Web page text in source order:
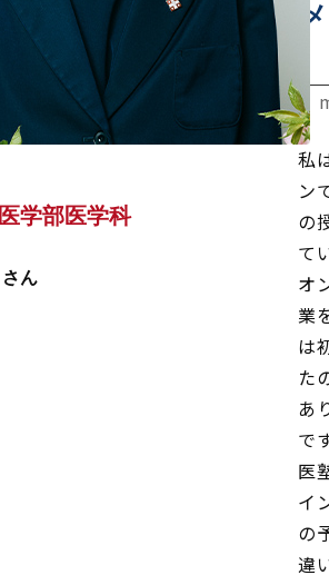
医学部医学科
私
ン
の
て
オ
業
は
た
あ
で
医
イ
の
違